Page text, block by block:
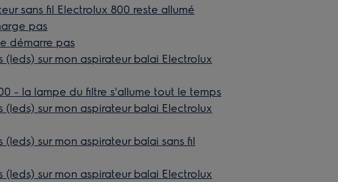
sans fil Electrolux 800 reste allumé
pas
démarre pas
sur mon aspirateur balai Electrolux
- la lampe du filtre s'allume tout le temps
sur mon aspirateur balai Electrolux
sur mon aspirateur balai sans fil
sur mon aspirateur balai Electrolux